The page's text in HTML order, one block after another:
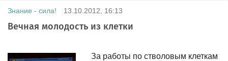
Знание - сила! 13.10.2012, 16:13
Вечная молодость из клетки
За работы по стволовым клеткам